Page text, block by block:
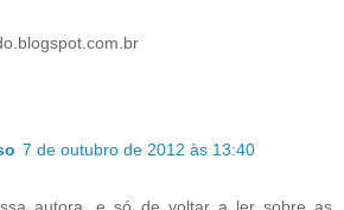
7 de outubro de 2012 às 13:40